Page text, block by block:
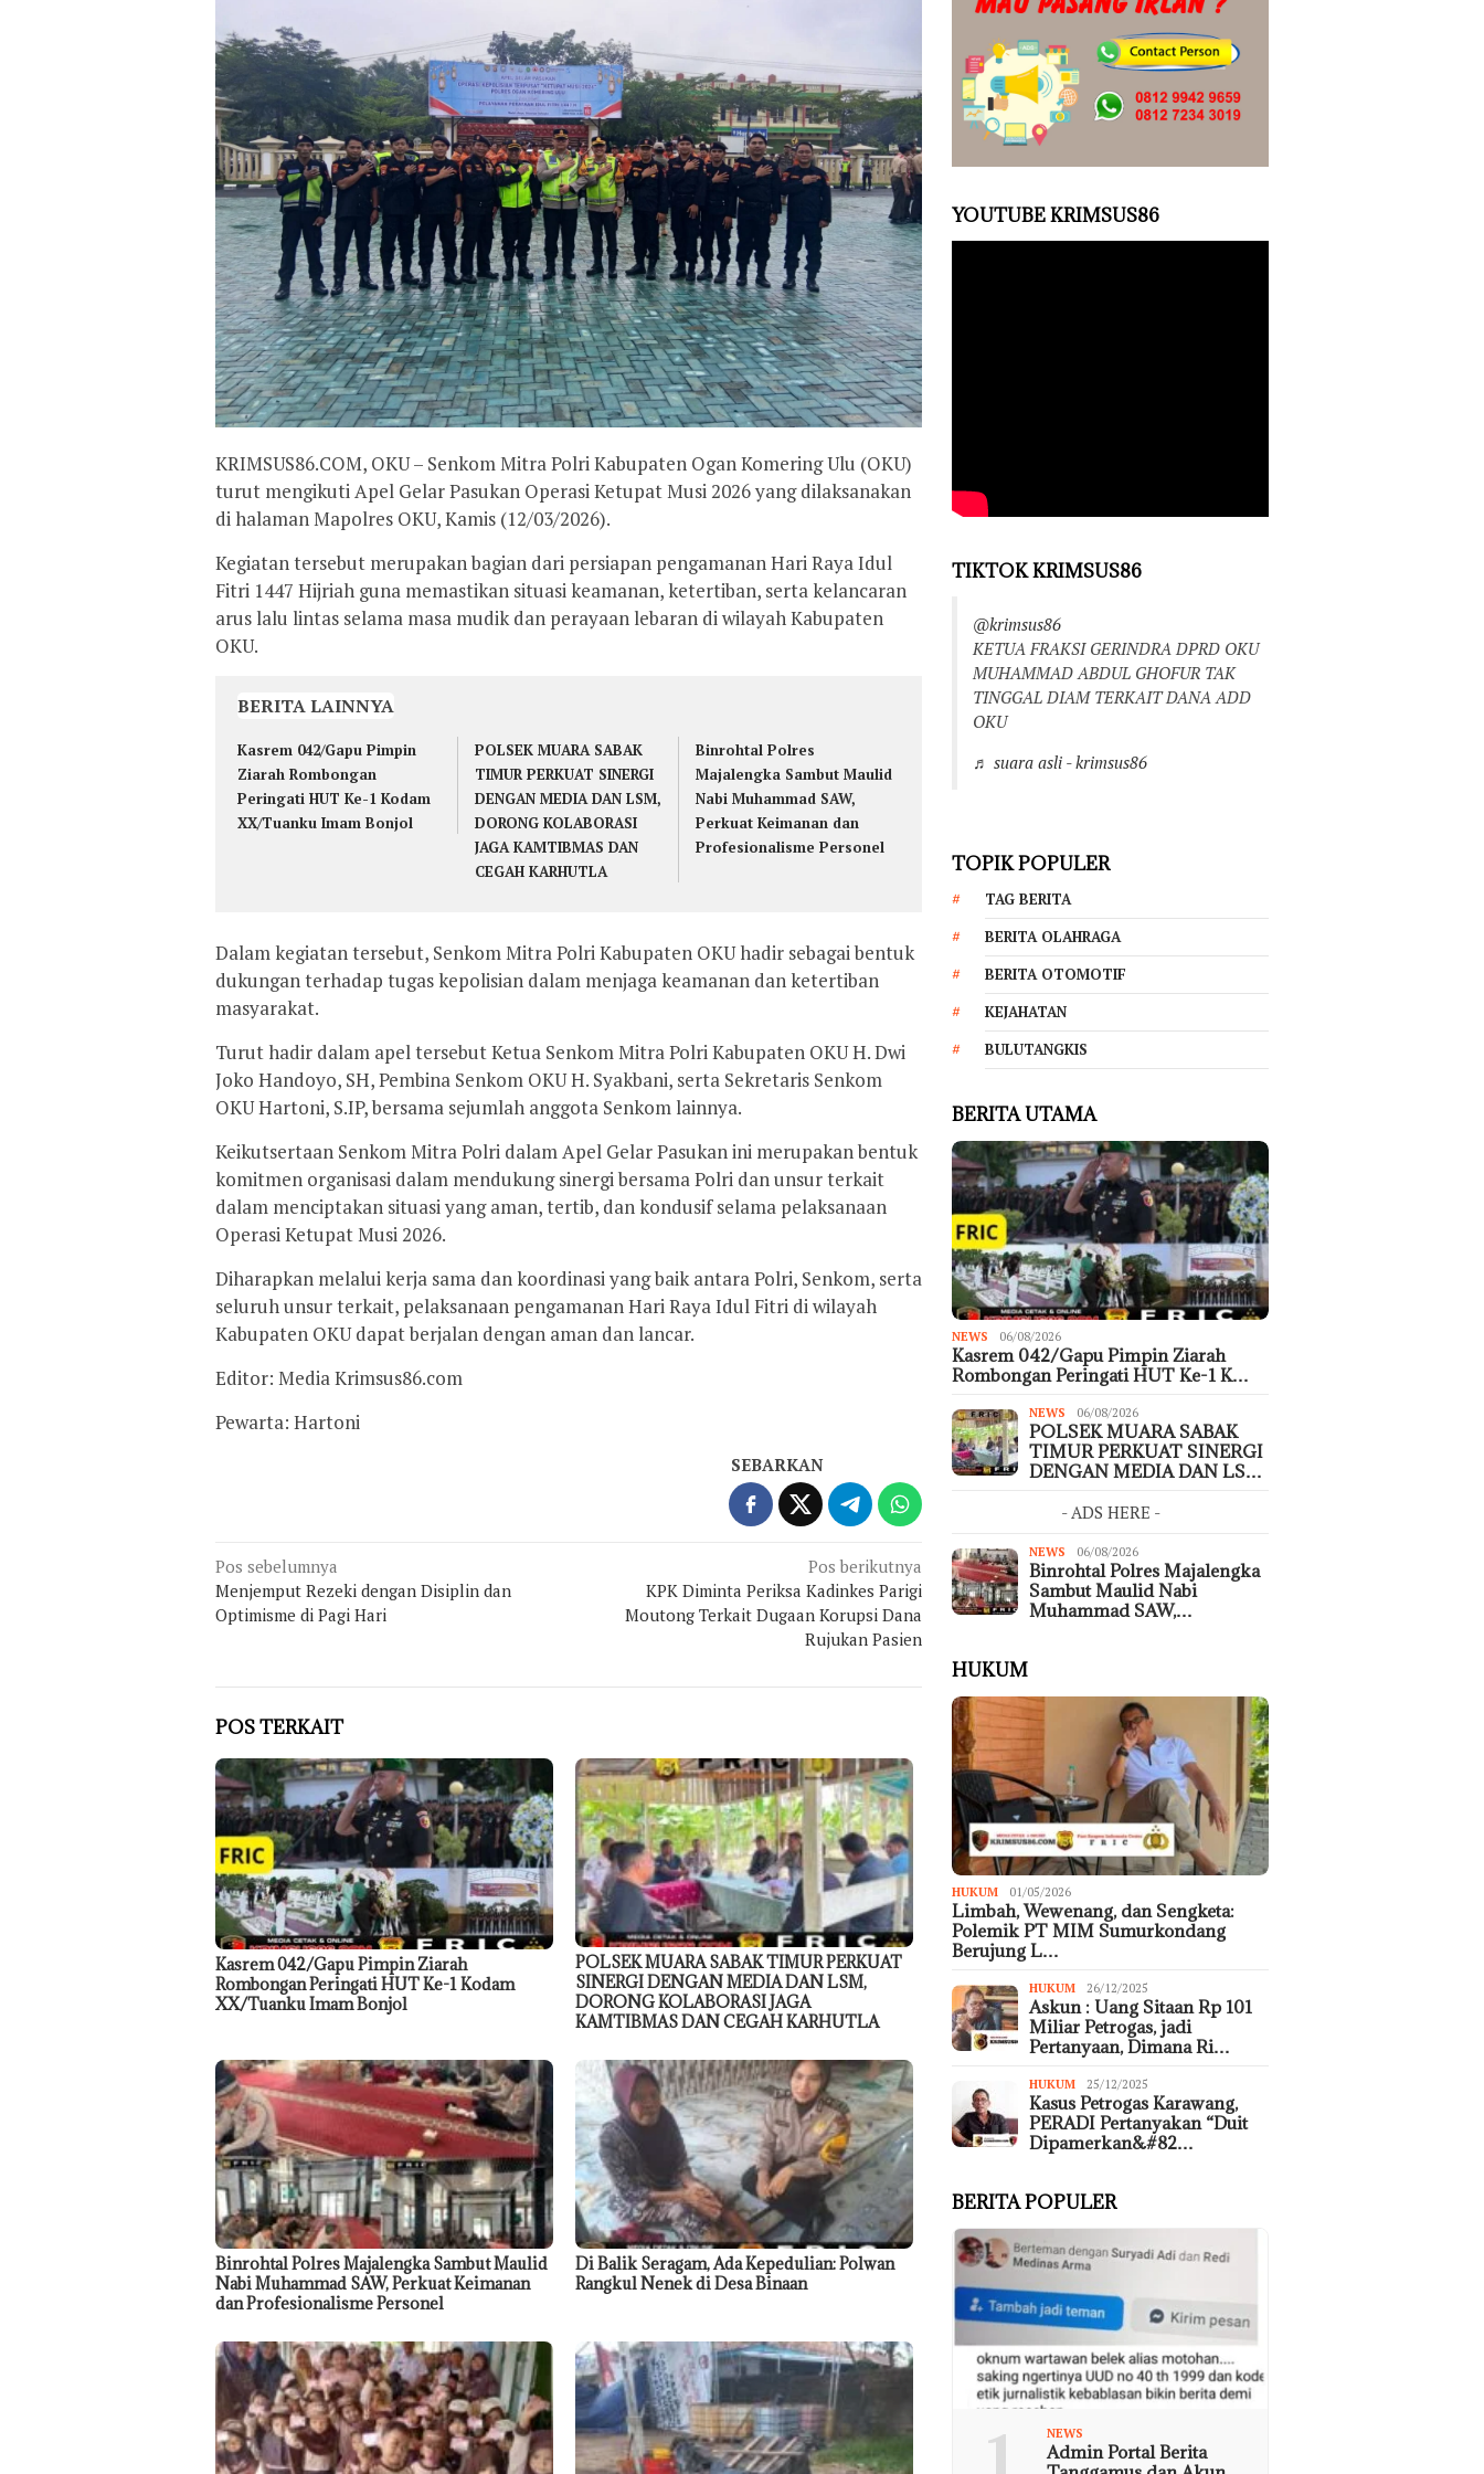
KRIMSUS86.COM, OKU – Senkom Mitra Polri Kabupaten Ogan Komering Ulu (OKU)
turut mengikuti Apel Gelar Pasukan Operasi Ketupat Musi 2026 yang dilaksanakan
di halaman Mapolres OKU, Kamis (12/03/2026).
Kegiatan tersebut merupakan bagian dari persiapan pengamanan Hari Raya Idul
Fitri 1447 Hijriah guna memastikan situasi keamanan, ketertiban, serta kelancaran
arus lalu lintas selama masa mudik dan perayaan lebaran di wilayah Kabupaten
OKU.
BERITA LAINNYA
Kasrem 042/Gapu Pimpin
Ziarah Rombongan
Peringati HUT Ke-1 Kodam
XX/Tuanku Imam Bonjol
POLSEK MUARA SABAK
TIMUR PERKUAT SINERGI
DENGAN MEDIA DAN LSM,
DORONG KOLABORASI
JAGA KAMTIBMAS DAN
CEGAH KARHUTLA
Binrohtal Polres
Majalengka Sambut Maulid
Nabi Muhammad SAW,
Perkuat Keimanan dan
Profesionalisme Personel
Dalam kegiatan tersebut, Senkom Mitra Polri Kabupaten OKU hadir sebagai bentuk
dukungan terhadap tugas kepolisian dalam menjaga keamanan dan ketertiban
masyarakat.
Turut hadir dalam apel tersebut Ketua Senkom Mitra Polri Kabupaten OKU H. Dwi
Joko Handoyo, SH, Pembina Senkom OKU H. Syakbani, serta Sekretaris Senkom
OKU Hartoni, S.IP, bersama sejumlah anggota Senkom lainnya.
Keikutsertaan Senkom Mitra Polri dalam Apel Gelar Pasukan ini merupakan bentuk
komitmen organisasi dalam mendukung sinergi bersama Polri dan unsur terkait
dalam menciptakan situasi yang aman, tertib, dan kondusif selama pelaksanaan
Operasi Ketupat Musi 2026.
Diharapkan melalui kerja sama dan koordinasi yang baik antara Polri, Senkom, serta
seluruh unsur terkait, pelaksanaan pengamanan Hari Raya Idul Fitri di wilayah
Kabupaten OKU dapat berjalan dengan aman dan lancar.
Editor: Media Krimsus86.com
Pewarta: Hartoni
SEBARKAN
Navigasi
pos
Pos sebelumnya
Menjemput Rezeki dengan Disiplin dan
Optimisme di Pagi Hari
Pos berikutnya
KPK Diminta Periksa Kadinkes Parigi
Moutong Terkait Dugaan Korupsi Dana
Rujukan Pasien
POS TERKAIT
Kasrem 042/Gapu Pimpin Ziarah
Rombongan Peringati HUT Ke-1 Kodam
XX/Tuanku Imam Bonjol
POLSEK MUARA SABAK TIMUR PERKUAT
SINERGI DENGAN MEDIA DAN LSM,
DORONG KOLABORASI JAGA
KAMTIBMAS DAN CEGAH KARHUTLA
Binrohtal Polres Majalengka Sambut Maulid
Nabi Muhammad SAW, Perkuat Keimanan
dan Profesionalisme Personel
Di Balik Seragam, Ada Kepedulian: Polwan
Rangkul Nenek di Desa Binaan
YOUTUBE KRIMSUS86
TIKTOK KRIMSUS86
@krimsus86
KETUA FRAKSI GERINDRA DPRD OKU
MUHAMMAD ABDUL GHOFUR TAK
TINGGAL DIAM TERKAIT DANA ADD
OKU
♬ suara asli - krimsus86
TOPIK POPULER
TAG BERITA
BERITA OLAHRAGA
BERITA OTOMOTIF
KEJAHATAN
BULUTANGKIS
BERITA UTAMA
NEWS 06/08/2026
Kasrem 042/Gapu Pimpin Ziarah
Rombongan Peringati HUT Ke-1 K…
NEWS 06/08/2026
POLSEK MUARA SABAK
TIMUR PERKUAT SINERGI
DENGAN MEDIA DAN LS…
- ADS HERE -
NEWS 06/08/2026
Binrohtal Polres Majalengka
Sambut Maulid Nabi
Muhammad SAW,…
HUKUM
HUKUM 01/05/2026
Limbah, Wewenang, dan Sengketa:
Polemik PT MIM Sumurkondang
Berujung L…
HUKUM 26/12/2025
Askun : Uang Sitaan Rp 101
Miliar Petrogas, jadi
Pertanyaan, Dimana Ri…
HUKUM 25/12/2025
Kasus Petrogas Karawang,
PERADI Pertanyakan “Duit
Dipamerkan&#82…
BERITA POPULER
NEWS
Admin Portal Berita